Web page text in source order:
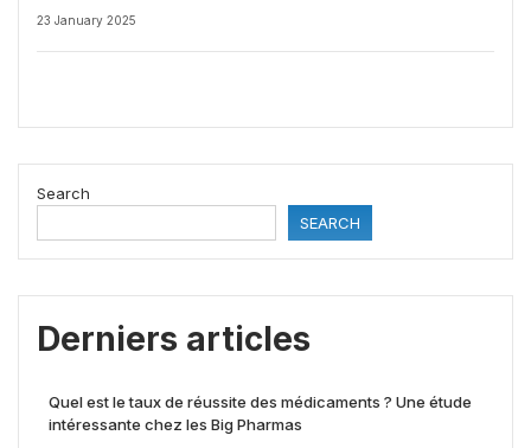
23 January 2025
Search
SEARCH
Derniers articles
Quel est le taux de réussite des médicaments ? Une étude
intéressante chez les Big Pharmas